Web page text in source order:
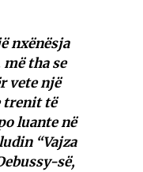
nxënësja
tha se
vete një
trenit të
luante në
“Vajza
së,